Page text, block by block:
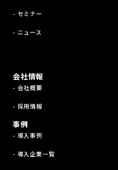
- セミナー
- ニュース
会社情報
- 会社概要
- 採用情報
事例
- 導入事例
- 導入企業一覧